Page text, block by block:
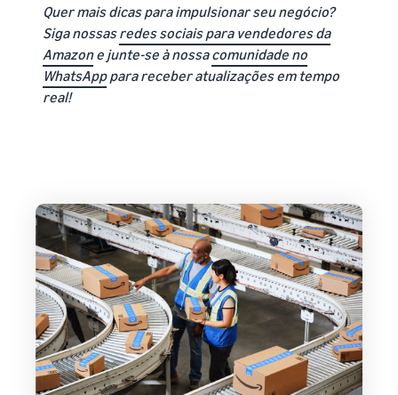
Quer mais dicas para impulsionar seu negócio?
Siga nossasredes sociais para vendedores da
Amazone junte-se à nossacomunidade no
WhatsApppara receber atualizações em tempo
real!